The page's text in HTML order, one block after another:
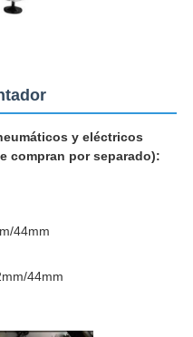
y eléctricos
compran por separado):
44mm
44mm